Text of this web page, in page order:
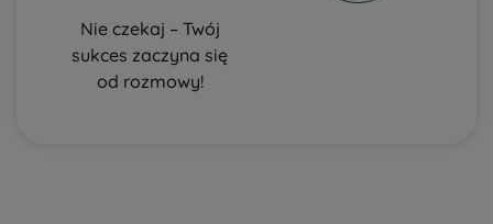
Nie czekaj – Twój
sukces zaczyna się
od rozmowy!